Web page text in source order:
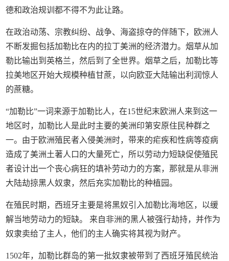
德和政治规训都不得不为此让路。
在政治动荡、宗教纠纷、战争、海盗掠夺的伴随下，欧洲人
不断发掘包括加勒比在内的拉丁美洲的经济潜力。烟草从加
勒比输出到英格兰，然后到了全世界。烟草之后，加勒比等
拉美地区开始大规模种植甘蔗，以向欧亚大陆输出利润惊人
的蔗糖。
“加勒比”一词来源于加勒比人，在15世纪末欧洲人来到这一
地区时，加勒比人是此时主要的美洲印第安原住民种群之
一。由于欧洲殖民者入侵美洲时，带来的疟疾和性病等疫病
造成了美洲土著人口的大量死亡，所以劳动力短缺促使殖民
者设计出一个丧心病狂的填补劳动力的方案，那就是从非洲
大陆劫掠黑人奴隶，然后充实加勒比的种植园。
在殖民时期，西班牙主要是将黑奴引入加勒比海地区，以缓
解当地劳动力的短缺。 来自非洲的黑人被强行劫持，并作为
奴隶卖给了主人，他们的主人确实将其视为财产。
1502年，加勒比群岛的第一批奴隶被带到了西班牙殖民统治